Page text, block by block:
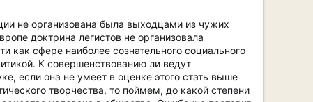
не организована была выходцами из чужих
доктрина легистов не организовала
как сфере наиболее сознательного социального
К совершенствованию ли ведут
если она не умеет в оценке этого стать выше
творчества, то поймем, до какой степени